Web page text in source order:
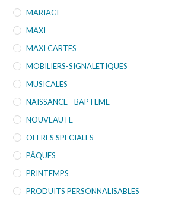
MARIAGE
MAXI
MAXI CARTES
MOBILIERS-SIGNALETIQUES
MUSICALES
NAISSANCE - BAPTEME
NOUVEAUTE
OFFRES SPECIALES
PÂQUES
PRINTEMPS
PRODUITS PERSONNALISABLES